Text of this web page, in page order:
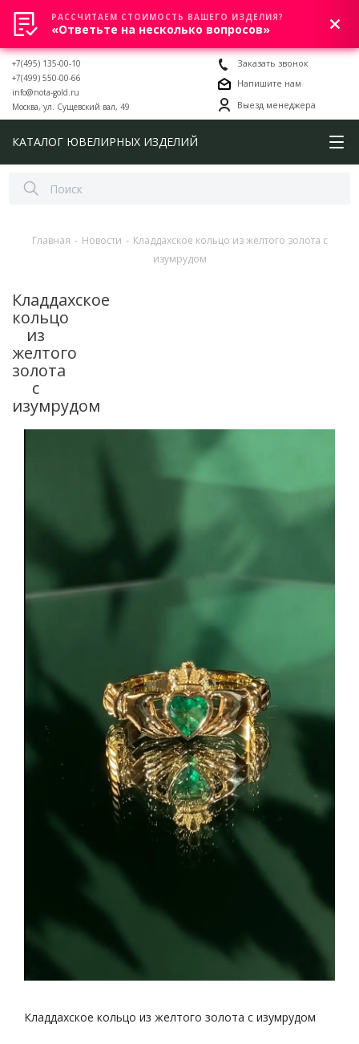
0
+7(495) 135-00-10
+7(499) 550-00-66
info@nota-gold.ru
Москва, ул. Сущевский вал, 49
Заказать звонок
Напишите нам
Выезд менеджера
КАТАЛОГ ЮВЕЛИРНЫХ ИЗДЕЛИЙ
Главная - Новости - Кладдахское кольцо из желтого золота с
изумрудом
Кладдахское
кольцо
из
желтого
золота
с
изумрудом
Кладдахское кольцо из желтого золота с изумрудом
РАССЧИТАЕМ СТОИМОСТЬ ВАШЕГО ИЗДЕЛИЯ?
«Ответьте на несколько вопросов»